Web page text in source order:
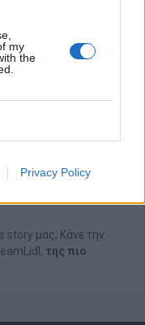
my
the
Privacy Policy
χρειάζεσαι για να
Φυσικά και
που βρίσκουμε για
online,
story μας; Κάνε την
της πιο